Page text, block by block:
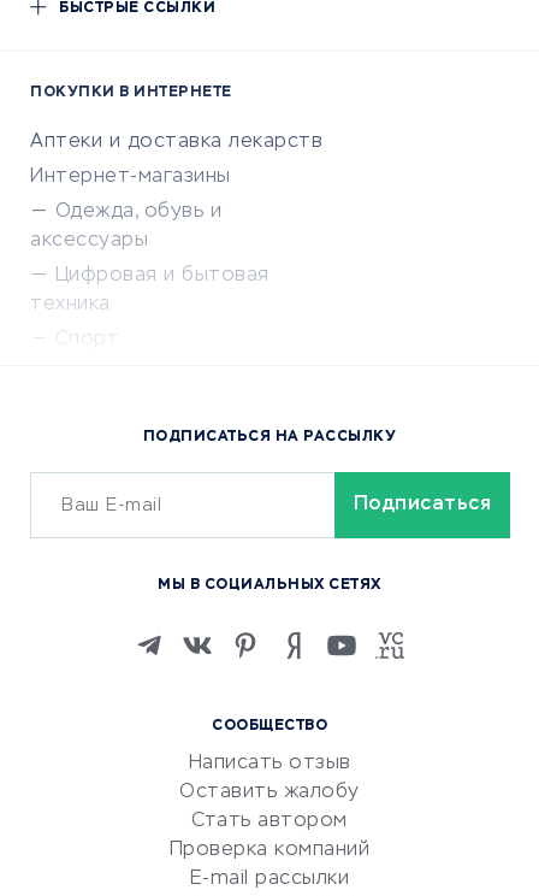
БЫСТРЫЕ ССЫЛКИ
ПОКУПКИ В ИНТЕРНЕТЕ
Аптеки и доставка лекарств
Интернет-магазины
Одежда, обувь и
аксессуары
Цифровая и бытовая
техника
Спорт
Сервисы доставки
ОБУЧЕНИЕ И РАБОТА
Изучение иностранных
Маркетинг и продажи
Репетиторство
Красота и здоровье
Сервисы по поиску работы
Сетевой маркетинг
СООБЩЕСТВО
Написать отзыв
Оставить жалобу
Стать автором
Проверка компаний
E-mail рассылки
ПОДПИСАТЬСЯ НА РАССЫЛКУ
МЫ В СОЦИАЛЬНЫХ СЕТЯХ